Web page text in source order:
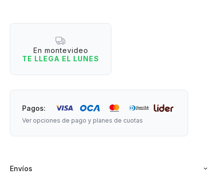
Medidas: 22 cm de largo x 3 cm de ancho.
En montevideo
TE LLEGA EL LUNES
Pagos:
Ver opciones de pago y planes de cuotas
Envíos